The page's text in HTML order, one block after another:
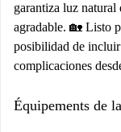
garantiza luz
agradable. 🏡 Listo
posibilidad de
complicaciones
Équipements de